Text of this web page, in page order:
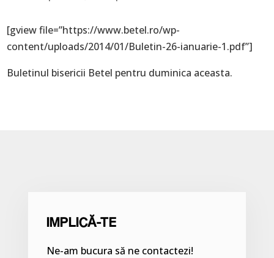
[gview file=”https://www.betel.ro/wp-
content/uploads/2014/01/Buletin-26-ianuarie-1.pdf”]
Buletinul bisericii Betel pentru duminica aceasta.
IMPLICĂ-TE
Ne-am bucura să ne contactezi!